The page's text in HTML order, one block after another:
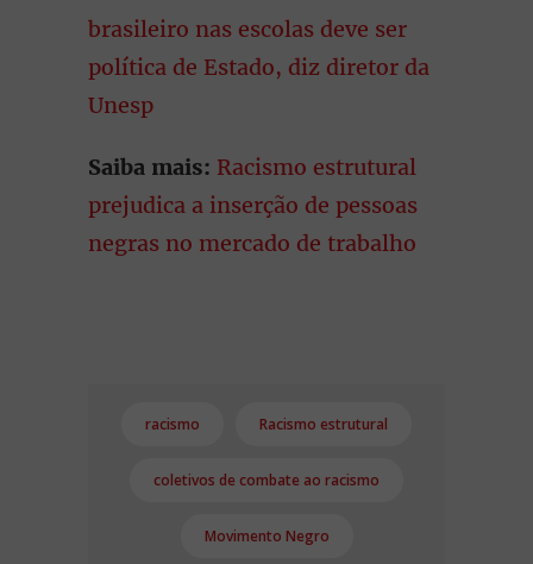
brasileiro nas escolas deve ser
política de Estado, diz diretor da
Unesp
Saiba mais: Racismo estrutural
prejudica a inserção de pessoas
negras no mercado de trabalho
racismo Racismo estrutural
coletivos de combate ao racismo
Movimento Negro